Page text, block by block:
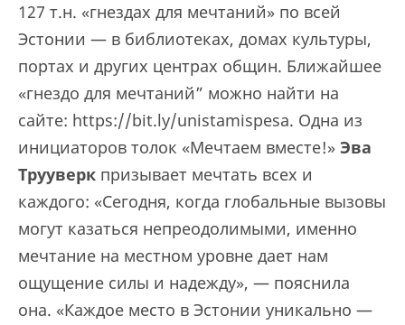
127 т.н. «гнездах для мечтаний» по всей
Эстонии — в библиотеках, домах культуры,
портах и других центрах общин. Ближайшее
«гнездо для мечтаний” можно найти на
сайте: https://bit.ly/unistamispesa. Одна из
инициаторов толок «Мечтаем вместе!» Эва
Трууверк призывает мечтать всех и
каждого: «Сегодня, когда глобальные вызовы
могут казаться непреодолимыми, именно
мечтание на местном уровне дает нам
ощущение силы и надежду», — пояснила
она. «Каждое место в Эстонии уникально —